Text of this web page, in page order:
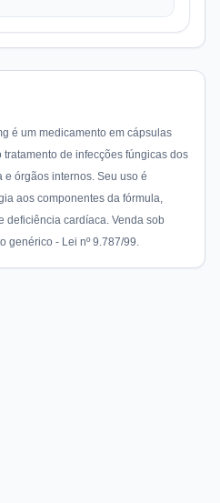
é um medicamento em cápsulas
de infecções fúngicas dos
órgãos internos. Seu uso é
aos componentes da fórmula,
deficiência cardíaca. Venda sob
genérico - Lei nº 9.787/99.